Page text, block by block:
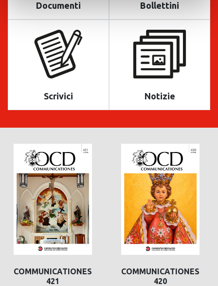
Documenti Bollettini
Scrivici Notizie
COMMUNICATIONES
421
COMMUNICATIONES
420